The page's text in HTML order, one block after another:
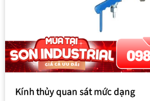
Kính thủy quan sát mức dạng